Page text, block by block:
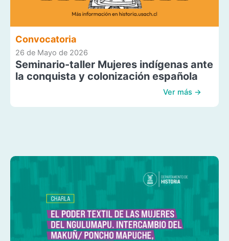
Convocatoria
26 de Mayo de 2026
Seminario-taller Mujeres indígenas ante
la conquista y colonización española
Ver más →